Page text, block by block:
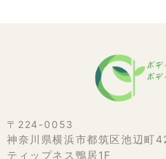
〒224-0053
神奈川県横浜市都筑区池辺町
ティップネス鴨居1F